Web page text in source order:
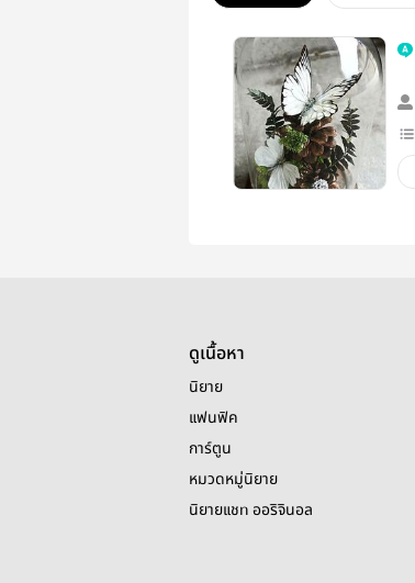
ดูเนื้อหา
นิยาย
แฟนฟิค
การ์ตูน
หมวดหมู่นิยาย
นิยายแชท ออริจินอล